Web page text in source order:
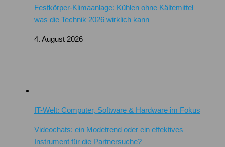
Festkörper-Klimaanlage: Kühlen ohne Kältemittel –
was die Technik 2026 wirklich kann
4. August 2026
IT-Welt: Computer, Software & Hardware im Fokus
Videochats: ein Modetrend oder ein effektives
Instrument für die Partnersuche?